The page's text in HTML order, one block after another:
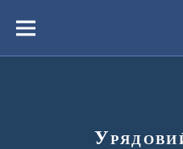
вмістуМеню